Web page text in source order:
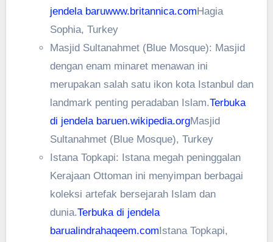
jendela baruwww.britannica.com Hagia
Sophia, Turkey
Masjid Sultanahmet (Blue Mosque): Masjid
dengan enam minaret menawan ini
merupakan salah satu ikon kota Istanbul dan
landmark penting peradaban Islam.Terbuka
di jendela baruen.wikipedia.orgMasjid
Sultanahmet (Blue Mosque), Turkey
Istana Topkapi: Istana megah peninggalan
Kerajaan Ottoman ini menyimpan berbagai
koleksi artefak bersejarah Islam dan
dunia.Terbuka di jendela
barualindrahaqeem.com Istana Topkapi,